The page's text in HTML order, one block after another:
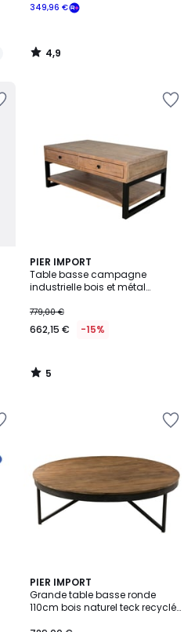
349,96 €
4,9
/
PIER IMPORT
Table basse campagne
industrielle bois et métal
779,00 €
662,15 € -15%
5
/
5
5
/
PIER IMPORT
Grande table basse ronde
110cm bois naturel teck recyclé